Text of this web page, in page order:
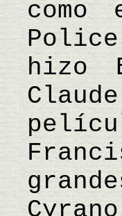
hizo